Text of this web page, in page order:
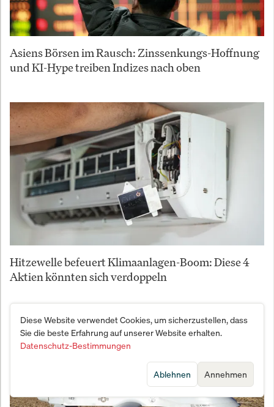
Asiens Börsen im Rausch: Zinssenkungs-Hoffnung
und KI-Hype treiben Indizes nach oben
Hitzewelle befeuert Klimaanlagen-Boom: Diese 4
Aktien könnten sich verdoppeln
Diese Website verwendet Cookies, um sicherzustellen, dass
Sie die beste Erfahrung auf unserer Website erhalten.
Datenschutz-Bestimmungen
Annehmen
Ablehnen